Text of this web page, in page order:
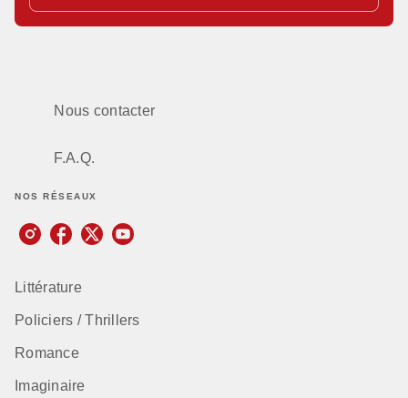
Nous contacter
F.A.Q.
NOS RÉSEAUX
Littérature
Policiers / Thrillers
Romance
Imaginaire